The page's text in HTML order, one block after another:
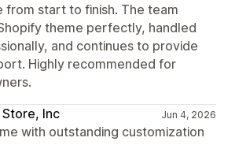
from start to finish. The team
theme perfectly, handled
and continues to provide
Highly recommended for
Inc
Jun 4, 2026
with outstanding customization